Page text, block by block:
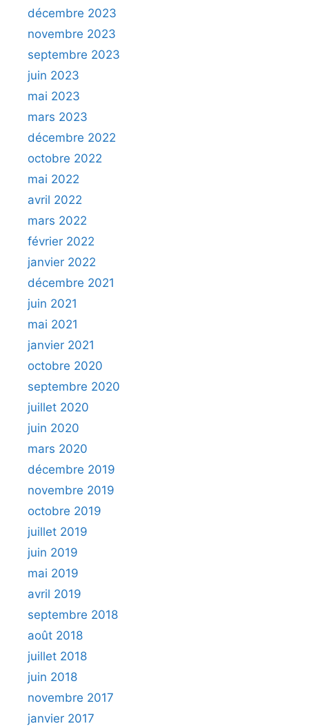
décembre 2023
novembre 2023
septembre 2023
juin 2023
mai 2023
mars 2023
décembre 2022
octobre 2022
mai 2022
avril 2022
mars 2022
février 2022
janvier 2022
décembre 2021
juin 2021
mai 2021
janvier 2021
octobre 2020
septembre 2020
juillet 2020
juin 2020
mars 2020
décembre 2019
novembre 2019
octobre 2019
juillet 2019
juin 2019
mai 2019
avril 2019
septembre 2018
août 2018
juillet 2018
juin 2018
novembre 2017
janvier 2017